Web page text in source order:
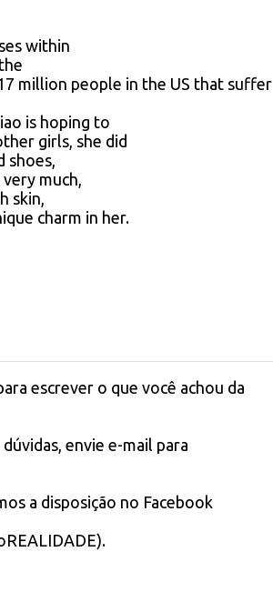
within
million people in the US that suffer
is hoping to
girls, she did
shoes,
much,
skin,
charm in her.
escrever o que você achou da
envie e-mail para
a disposição no Facebook